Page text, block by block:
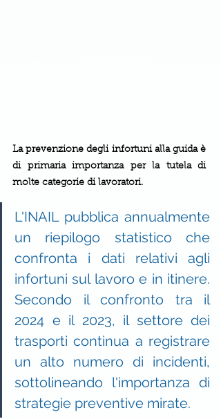
La prevenzione degli infortuni alla guida è
di primaria importanza per la tutela di
molte categorie di lavoratori.
L'INAIL pubblica annualmente
un riepilogo statistico che
confronta i dati relativi agli
infortuni sul lavoro e in itinere.
Secondo il confronto tra il
2024 e il 2023, il settore dei
trasporti continua a registrare
un alto numero di incidenti,
sottolineando l'importanza di
strategie preventive mirate.